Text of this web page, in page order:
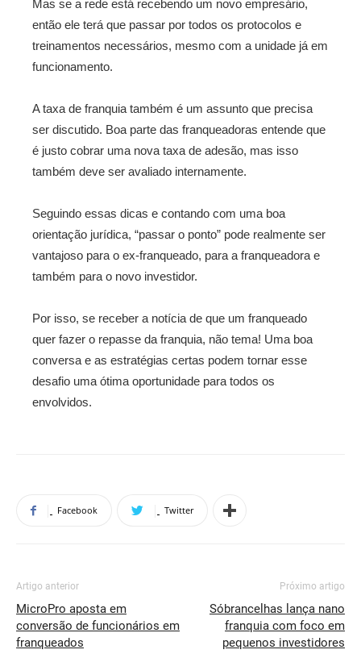
Mas se a rede está recebendo um novo empresário,
então ele terá que passar por todos os protocolos e
treinamentos necessários, mesmo com a unidade já em
funcionamento.
A taxa de franquia também é um assunto que precisa
ser discutido. Boa parte das franqueadoras entende que
é justo cobrar uma nova taxa de adesão, mas isso
também deve ser avaliado internamente.
Seguindo essas dicas e contando com uma boa
orientação jurídica, “passar o ponto” pode realmente ser
vantajoso para o ex-franqueado, para a franqueadora e
também para o novo investidor.
Por isso, se receber a notícia de que um franqueado
quer fazer o repasse da franquia, não tema! Uma boa
conversa e as estratégias certas podem tornar esse
desafio uma ótima oportunidade para todos os
envolvidos.
Facebook Twitter
Artigo anterior
MicroPro aposta em
conversão de funcionários em
franqueados
Próximo artigo
Sóbrancelhas lança nano
franquia com foco em
pequenos investidores